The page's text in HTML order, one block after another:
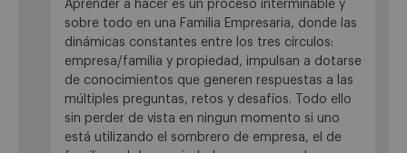
Aprender a hacer es un proceso interminable y
sobre todo en una Familia Empresaria, donde las
dinámicas constantes entre los tres círculos:
empresa/familia y propiedad, impulsan a dotarse
de conocimientos que generen respuestas a las
múltiples preguntas, retos y desafíos. Todo ello
sin perder de vista en ningun momento si uno
está utilizando el sombrero de empresa, el de